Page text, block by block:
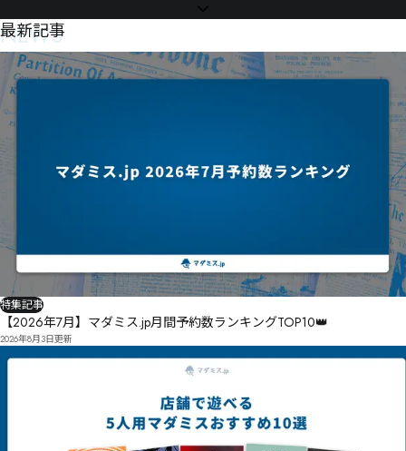
㚉㛃㚟消憊㚩呝迧㚬熺㚯㚳㚪㛁㚞犿綆㚓㚬㚖㙋旗㚻爟㚮㙑
㚺㚦㛡㚼㙗鹟頦姸㛈㜺㜟㜔㝅㝒㛋㙭燅箚㚯㛮璇㚼㛴㛈㝗㜜㜯㜵㝈㝢㜰㝤㜺㜅嶓繷掟㜃㛦㛢㛏㛊㛑㛤
莙徰㛗㛠㛍㜌樦㛠㚓㛯㛌㛏㜌㛹㛘㛏㛱㛮㛾㛸㚓逞㛸㛦㛵㝻㝙㞁㛥㜤鈎㜀㜄㜡㜩㜄㜁㜑㜄㛱㞡㞢㞣
㚷哙㜘㞌㝓㝟㞞㞇㝖㞟㞕堛㜚㜞㝄ֻ㜚㜺㜜㜼遊㜤㜒㜡㜖㜲歳昷焦渘㝛噉㜮㜲㝌㝙㜷㟋㟌㟍㛠
㛡嘫㜣泸㜼㝀㜺׻㛪
㝕㝿㝕唛㝚㝟扁嚍㝡塹裈㞈噶㝛㝘瘜沴貨㝫迻霟靎脌㝎鄛騶㝚㞒㝭㝌㝨㝸㝫㝯㝬㜐邐㝿折实掄鷚譒㝦
㞢㞗㞀㝭㞉珱暨綢㞊㞢嗛靵綧㞏㞧㠊㟷㞁㝷㞵営炙㞿轺㞒㞖㝵㞑㞛㝸㝻㞉㞟㞣㞣㟅㜽枌㟆㞍攤嗋㞍啯
泰㞙㟑㞬㞋㞧㞷㟌㝌㞟㞻蒯㟎㞻鞦㞖㞽㞘ٝ揇㟅喅㟄遗靻敁徑㞪㞡㟫㟏㞭㝤㟁㟱㟎㟩狣嚼㞶揜㟧㟖弹㟭
㟓㟗㟽㟡㞿㡰㡱㡲ڗڂ㝼狞粳㡎㡏㟋㟓㠍㠔柲拔㟳垀㟲醟㟠㟩㟳㟐㟓㟡㟷㟿㞒朎㠂㟧㠡㠨寡縒㟰㠢㟡㠄
溭蓰縳㠛㞲㢉㢟㡘㢙㢲㠦㟄捀屆搬麂诺㠬糞㠍獌㡌㟐㠐脣㠴柙㡒㡛钁㠮㠲廬翐擸㡜㡣曧㠠镋㠨㠭㠶㡆
㠹㡂蔫銲㟟㡭㡨㡙猭㡴樮㠰㠰㡰㡒酳㡍㠻㡑㠰㡌褟姩寓㢃頌㡖㡚麻谳㡥愎㡤姴㡚羨鶐㟿摰㡮嘮襻㡏稊
繿㠈㡢㡕獫㢋㢔㢘㡬旫㡾瑎矼㡩㠔黚豒㢨ꄉ㢗韕㢭㢂㡳㢛㢁㡾㠢ꀩ駰寂㡰暘㢑癈㡿㢈㤈㣏㣛㤚㤃㣒㤛㤑
㢝㢻㢗㢛掽峃撩黿豷㢩鸃㢬滲㢊㣌㡂枾㣌㢲ꂬ揨㢧㢫㢨顭噸㣎霟噴㣎顾殦㡔
㥐㥑㥒㢫㣥㣁㣣㢧㣀㢽㣍㢫㣋㥝㥞㥟ބݮ㣈㣒㣨㣕笚圦㣜滜颉㣛屇㣼顶㣀㣌㣜㢻㤃ނ
岈㣕埚袄㣮嫎埞㣮㤆銅㣎㤒㣶㣩㣖㢌㤷㦉㥗㣽羈圣鸴塕㣿㤝㤡楜惉鸤臔㣧鿺曕㤉醦齱㤈㢣ࣱ࣪㦑㥟㤎飲㤟
㤒圶深㤛岝覬棗㣽ꎊ㣷㢶坿徔㤦ࣿआ㤆㣿㤛㤨㥀㤊㤋㥐㥋㤝羲㤳攐㤒㤴㤱㤝㥘㥐㦤㦺㥳㦴㧍㤞瓪㤹㤠㥀㤛
駀嫟㤦渾鉧㤲㥪㤾ߨ竧栠鎢烟㥌㤳㥆㥖㥔鉵质㥔㥄㥔㥎ࡎߺ㣴
挊㔇㒚㓭㔉毭㔈㔂㓣㔆轠沝㓯铖㔥㔑㔋㔴㔏猪鉞㔉㓳㔘溇怀㔑㒴蚝痪㔝㒷堎誜㕋穋㔁㕄㔃㔨臟柯㕋㔱
狞㔧㔫㔓㔭㔌㕔㕒㔑㔷擪㔖㕚㓒㕑㔩㕠㓕氦㕄否厒㕫穫㔡㕤㔣㕈筙軠㔭嵹㔫㕊㔩㕱㓩
氺㕘练悲㕘㕒㔳㕖㕠囸㔾㕽㕟㔺㓹㕗㕙㓻縼聐魟㕩㕧㕣㕧㕱㔄蛮鎰㕱窘㕌㖛夛㕜㕡㕨㖙芅庍㕿潱吭㕿
攲㕞㕶㔚惟迡㖉㕻㖐㖉热対辑㖣㖬㖰㖰㖔㖎㕪㖧㖴㕯㕰煄圴㖖㖟㖛㕶㕿㔶
掩㖦㕄墐謞㖐㗏㔾合㖊㗉纂肖鮥㖏㗎薤㖔坂㖠㗈㖤㗔㕚㖶轏㖳㖷㕓ֆ后㖼愜逞㗃迱㖽㗁㖩㖼㗌㗆惬囉㗍
墺譈㗷啇窏㗁㗴犫㗷㗗親㗏粯㖴㗐㗺㖹㗔㕷㗉㘃㗧噞喐㗢㖾㘈㖀
揳㗯椪禉㗬㗜㗬㗶㖉㗜㗸泜㗷㗼捶昹㗜瓭㘥㗺㗘㗻㖗愞娤戊鱠觘㘊哬员㘆㗢㘬绣胷鰆㗱岆蕹㘓魋㘹㘎
㘒㗱㘹㘗楘珝㘉㘙㗸㙀㘾㗽㘘㖻㘗㙇螦唐㘈㘊㘗㘫楪秉㘫㘴㘰㘋㘔㗊翅唚藑㘴㘐㙚缑脥鰴㘾津㙃羮憝
㙇毧㘥㘰㙨㙃㘢㙉㘫㙄㙁㗥
榎秭㚽㚐㛦㚥㙓缮腂鱑㘼箂㚁㙿㙿㙣㙥蟡氆㙙㙝㙚㗾燏讪㙭逼棡㙱辉㚍㙯㙊㘉㘔翊㙖燝许㚟啪㙲㙶㙕
㙱㚁㚃咠憵㙾㙱㘛㚁㙴㙨㘞粤㙴㚳㚏紐粧㚓啺㚍㙾㚯㙯Չ筊㙹㚓蝟堩㚉㚼㚅㚛㚛㚎㘸翸㚧㘺嵙總皹懰㚬
姞崠㚨㚱㚅㛎㛃㚡㛚㙕㚱遊㚮㚲萭㛏㚞㚟㛜㚥㚻㚿㙗
㚪㛤㛈㙛糡㚨蚻㚫埄㛃㛇㚱㛯㛃㛭㚬㛇㙪戈鴅㙬岄㛜遮㛒㛖㚵㛜㚷㛢㛕㛂㙸羹臍鳜㛳㛪簎㛂㛭絮㜓隺
㜌㛛㛤㛙㛯㛔轘絸㛶墆㜘㛶㛦㛯㜚㚓㛰㜠㜄姭豻㛤楱淹㛰㜨㜨㛱㜇㜋㜋㜅㜂廘媭㜔鄘㜏㛫㜵㚭㜋㜍㚯
耈舜鴫㜹緃忕㝜㝗㜩㞴㞒㞺㝥籥㜛唑昌㝪㜰㜹㜧㛝㝡㝍㝩蜾㜥㝈㝥㝭㜭㝐㜲㝋㝈㛬耬艀鵏㜺扻塘㝜粃
㞂㞀㝛㜺㞂禮玺㞌擩㝓虫㝂㝥㞂㜂㟦㟄㟬㞉聇艛鵪嗮怠㝹蜑㝸㝶㝲㝶㞻㞽㟾㟜釁㞅㝙㞖㞣抹栺㝨疄㝩
㞉㝤㞩㝨㞃㜦
圱嗡綬㞔ݾݽݼݴ㞕肍拈㟃㞺㞂㞍㟀㞤㞞㜹螏螱蝀㞪癑釪㠬㠼㠬㠙㠯㟨㞴㞙㟓㞔湉奧㞲㞻㞷㞒㞽㞰㞝㝓楤
㞾㞡㟟梺㟤㞿㞧㞺桻㞩㞠㟪㝢㟣㟅㟋㟦㝱㞹㟳㟗鹳贖㟒㟅㝺㟖㝰㟍㟽㟻㟊㞸恥觨㟞釩㟒㟢㡄㡯暒㟋㟔
㠌㠌㟡㠄㞅㠇㟌掘㟟襳饗㟢㟫浆㟚㟓㟔㟜㠔㟪㠠㟿㟚㟣㞚
㟊㠜㡖㠺香酎㠸旒翃㠹㠼㠶㠳㟗
逗㡪審㠞㡁獗噾㠵㠾漱嚛㡑玵玞㠱瞩宁㡈㠵㟫囁㡗㡯㟯㣀㢯㣭㣥㠿絤㡟㢁獲坋㡅㠼㢆㡏㡥㡊渍㢉㡌㡭
㡭㡧㡤㠈㡚㡶㡨㢋㠌珆囇窽㡾娵㡼㡖㢞尃褒栽㡣疆嘣㡱㡺㠞
錷灴㣓㤆㣤㡾滀黏窆枿㤔鉦黨㣞㤑㣚㣰㣕㣱㣘㤗㢏柡秅㣺㣝㤛㢔臕菩黸㤆ꝱ㣼㤀鈦㤆㣨㤁㣾每㤫㤴㣼㤯
㤅㣷㤎㣪㤴㢬㣾㤚滯祧㤖㢱澱㤴懚㤁㤟群狐㤦餍櫊㤪腶摗㤕㤥㤄㤠㣄齦㥖鉐㥑㤯㣉尠躮㤗㦗㦐㦁㦹㤧
NEWS
最新記事
特集記事
【2026年7月】マダミス.jp月間予約数ランキングTOP10👑
2026年8月3日更新